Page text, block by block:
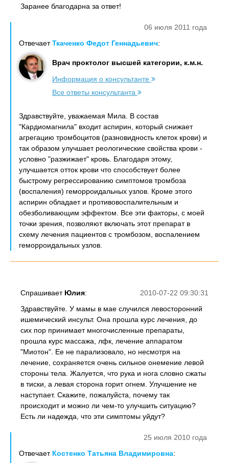
Заранее благодарна за ответ!
06 июля 2011 года
ОтвечаетТкаченко Федот Геннадьевич:
Врач проктолог высшей категории, к.м.н.
Информация о консультанте
Все ответы консультанта
Здравствуйте, уважаемая Мила. В состав
"Кардиомагнила" входит аспирин, который снижает
агрегацию тромбоцитов (разновидность клеток крови) и
так образом улучшает реологические свойства крови -
условно "разжижает" кровь. Благодаря этому,
улучшается отток крови что способствует более
быстрому регрессированию симптомов тромбоза
(воспаления) геморроидальных узлов. Кроме этого
аспирин обладает и противовоспалительным и
обезболивающим эффектом. Все эти факторы, с моей
точки зрения, позволяют включать этот препарат в
схему лечения пациентов с тромбозом, воспалением
геморроидальных узлов.
2010-07-22 09:30:31
Спрашивает Юлия:
Здравствуйте. У мамы в мае случился левосторонний
ишемический инсульт. Она прошла курс лечения, до
сих пор принимает многочисленные препараты,
прошла курс массажа, лфк, лечение аппаратом
"Миотон". Ее не парализовало, но несмотря на
лечение, сохраняется очень сильное онемение левой
стороны тела. Жалуется, что рука и нога словно сжаты
в тиски, а левая сторона горит огнем. Улучшение не
наступает. Скажите, пожалуйста, почему так
происходит и можно ли чем-то улучшить ситуацию?
Есть ли надежда, что эти симптомы уйдут?
25 июля 2010 года
Отвечает Костенко Татьяна Владимировна: